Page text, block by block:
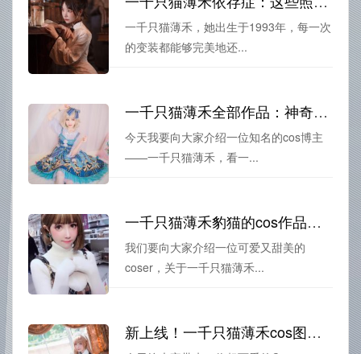
一千只猫薄禾，她出生于1993年，每一次
的变装都能够完美地还...
一千只猫薄禾全部作品：神奇原图来袭，你是否能领悟其中的摄影之美呢？
今天我要向大家介绍一位知名的cos博主
——一千只猫薄禾，看一...
一千只猫薄禾豹猫的cos作品合集，超乎你的想象
我们要向大家介绍一位可爱又甜美的
coser，关于一千只猫薄禾...
新上线！一千只猫薄禾cos图集，欣赏coser们精湛的技艺吧